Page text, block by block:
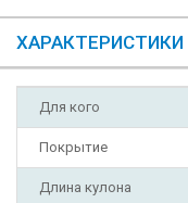
ХАРАКТЕРИСТИКИ
Для кого
Покрытие
Длина кулона